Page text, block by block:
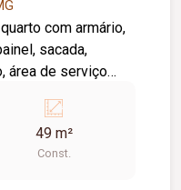
com armário,
sacada,
área de serviço
vaga de
tudo o que este
49 m²
Const.